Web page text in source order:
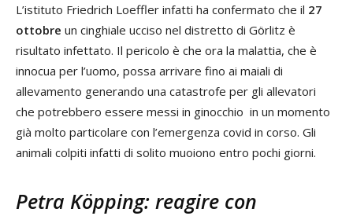
L’istituto Friedrich Loeffler infatti ha confermato che il 27
ottobre un cinghiale ucciso nel distretto di Görlitz è
risultato infettato. Il pericolo è che ora la malattia, che è
innocua per l’uomo, possa arrivare fino ai maiali di
allevamento generando una catastrofe per gli allevatori
che potrebbero essere messi in ginocchio in un momento
già molto particolare con l’emergenza covid in corso. Gli
animali colpiti infatti di solito muoiono entro pochi giorni.
Petra Köpping: reagire con